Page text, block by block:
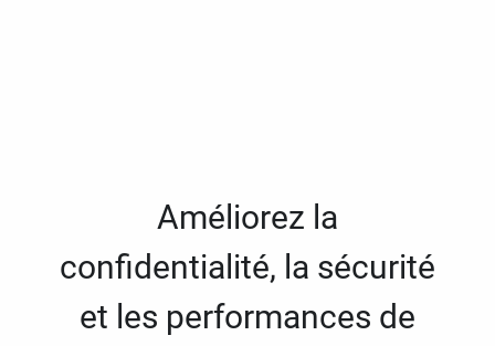
Améliorez la
confidentialité, la sécurité
et les performances de